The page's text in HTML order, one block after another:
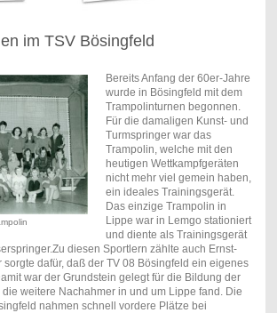
im TSV Bösingfeld
Bereits Anfang der 60er-Jahre
wurde in Bösingfeld mit dem
Trampolinturnen begonnen.
Für die damaligen Kunst- und
Turmspringer war das
Trampolin, welche mit den
heutigen Wettkampfgeräten
nicht mehr viel gemein haben,
ein ideales Trainingsgerät.
Das einzige Trampolin in
Lippe war in Lemgo stationiert
und diente als Trainingsgerät
diesen Sportlern zählte auch Ernst-
sorgte dafür, daß der TV 08 Bösingfeld ein eigenes
war der Grundstein gelegt für die Bildung der
weitere Nachahmer in und um Lippe fand. Die
nahmen schnell vordere Plätze bei